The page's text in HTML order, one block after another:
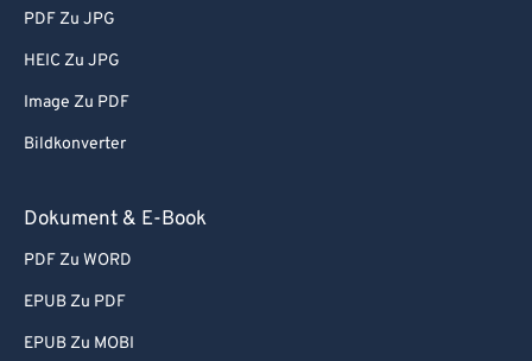
PDF Zu JPG
HEIC Zu JPG
Image Zu PDF
Bildkonverter
Dokument & E-Book
PDF Zu WORD
EPUB Zu PDF
EPUB Zu MOBI